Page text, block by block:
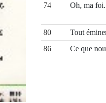
74
Oh, ma
80
Tout
86
Ce que